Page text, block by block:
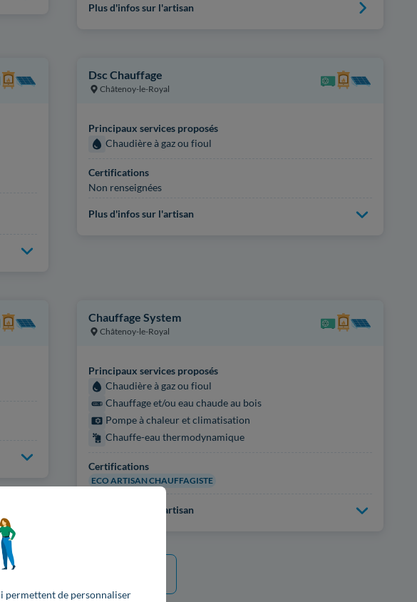
permettent de personnaliser
Plus d'infos sur l'artisan
Dsc Chauffage
Châtenoy-le-Royal
Principaux services proposés
Chaudière à gaz ou fioul
Certifications
Non renseignées
Plus d'infos sur l'artisan
Chauffage System
Châtenoy-le-Royal
Principaux services proposés
Chaudière à gaz ou fioul
Chauffage et/ou eau chaude au bois
Pompe à chaleur et climatisation
Chauffe-eau thermodynamique
Certifications
ECO ARTISAN CHAUFFAGISTE
Plus d'infos sur l'artisan
Voir